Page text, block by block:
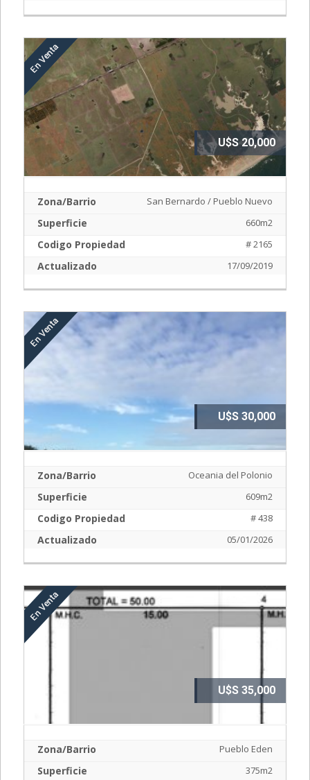
U$S 20,000
Zona/Barrio San Bernardo / Pueblo Nuevo
Superficie 660m2
Codigo Propiedad # 2165
Actualizado 17/09/2019
U$S 30,000
Zona/Barrio Oceania del Polonio
Superficie 609m2
Codigo Propiedad # 438
Actualizado 05/01/2026
U$S 35,000
Zona/Barrio Pueblo Eden
Superficie 375m2